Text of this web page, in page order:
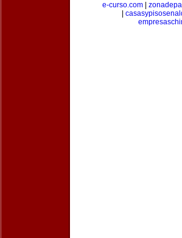
e-curso.com|